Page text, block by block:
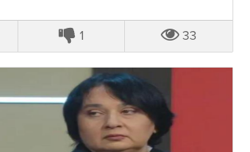
1 33